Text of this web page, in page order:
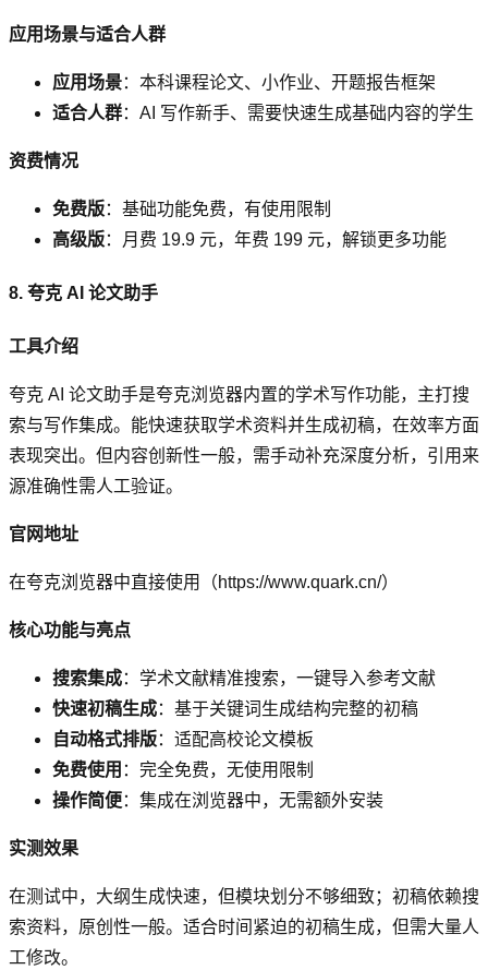
应用场景与适合人群
应用场景：本科课程论文、小作业、开题报告框架
适合人群：AI 写作新手、需要快速生成基础内容的学生
资费情况
免费版：基础功能免费，有使用限制
高级版：月费 19.9 元，年费 199 元，解锁更多功能
8. 夸克 AI 论文助手
工具介绍
夸克 AI 论文助手是夸克浏览器内置的学术写作功能，主打搜
索与写作集成。能快速获取学术资料并生成初稿，在效率方面
表现突出。但内容创新性一般，需手动补充深度分析，引用来
源准确性需人工验证。
官网地址
在夸克浏览器中直接使用（https://www.quark.cn/）
核心功能与亮点
搜索集成：学术文献精准搜索，一键导入参考文献
快速初稿生成：基于关键词生成结构完整的初稿
自动格式排版：适配高校论文模板
免费使用 ：完全免费，无使用限制
操作简便：集成在浏览器中，无需额外安装
实测效果
在测试中，大纲生成快速，但模块划分不够细致；初稿依赖搜
索资料，原创性一般。适合时间紧迫的初稿生成，但需大量人
工修改。